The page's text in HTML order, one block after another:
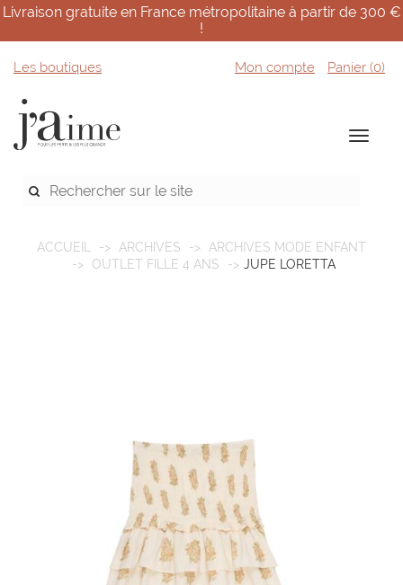
Livraison gratuite en France métropolitaine à partir de 300 €
!
Les boutiques Mon compte Panier (0)
ACCUEIL ARCHIVES
ARCHIVES MODE ENFANT
OUTLET FILLE 4 ANS
JUPE LORETTA